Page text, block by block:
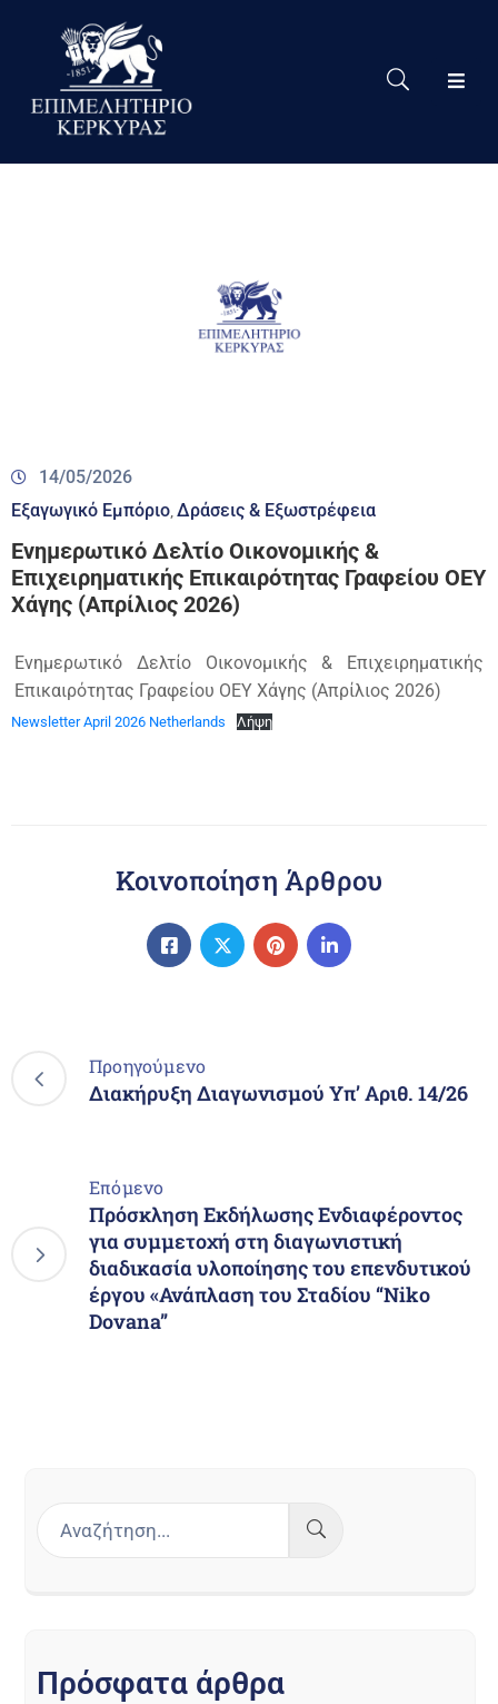
Το
Eπιμελητήριο
14/05/2026
Εξαγωγικό Εμπόριο Δράσεις & Εξωστρέφεια
Ενημερωτικό Δελτίο Οικονομικής &
Επιχειρηματικής Επικαιρότητας Γραφείου ΟΕΥ
Χάγης (Απρίλιος 2026)
Ενημερωτικό Δελτίο Οικονομικής & Επιχειρηματικής
Επικαιρότητας Γραφείου ΟΕΥ Χάγης (Απρίλιος 2026)
Newsletter April 2026 Netherlands Λήψη
Κοινοποίηση Άρθρου
Προηγούμενο
Διακήρυξη Διαγωνισμού Υπ’ Αριθ. 14/26
Επόμενο
Πρόσκληση Εκδήλωσης Ενδιαφέροντος
για συμμετοχή στη διαγωνιστική
διαδικασία υλοποίησης του επενδυτικού
έργου «Ανάπλαση του Σταδίου “Niko
Dovana”
Πρόσφατα άρθρα